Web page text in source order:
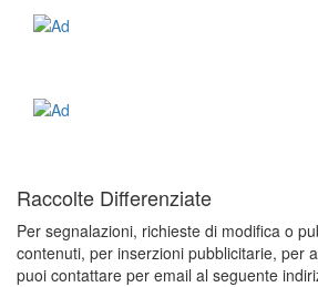
Raccolte Differenziate
Per segnalazioni, richieste di modifica o
contenuti, per inserzioni pubblicitarie, per
puoi contattare per email al seguente